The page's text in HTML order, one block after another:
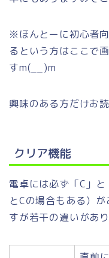
※ほんとーに初心者
るという方はここで
すm(__)m
興味のある方だけお
クリア機能
電卓には必ず「C」
とCの場合もある）
すが若干の違いがあり